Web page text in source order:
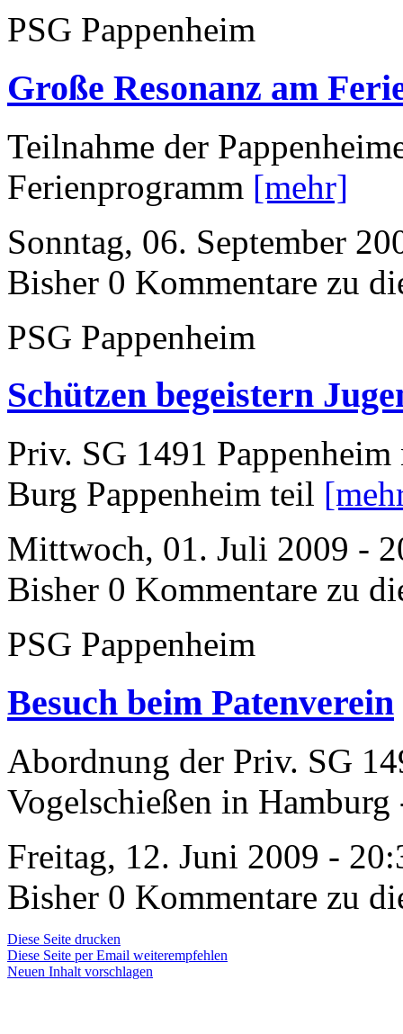
PSG Pappenheim
Große Resonanz am
Teilnahme der
Ferienprogramm [mehr]
Sonntag, 06. September
Bisher 0 Kommentare zu
PSG Pappenheim
Schützen begeistern
Priv. SG 1491
Burg Pappenheim teil
Mittwoch, 01. Juli 2009 -
Bisher 0 Kommentare zu
PSG Pappenheim
Besuch beim Patenverein
Abordnung der Priv. SG
Vogelschießen in
Freitag, 12. Juni 2009 -
Bisher 0 Kommentare zu
Diese Seite drucken
Diese Seite per Email weiterempfehlen
Neuen Inhalt vorschlagen